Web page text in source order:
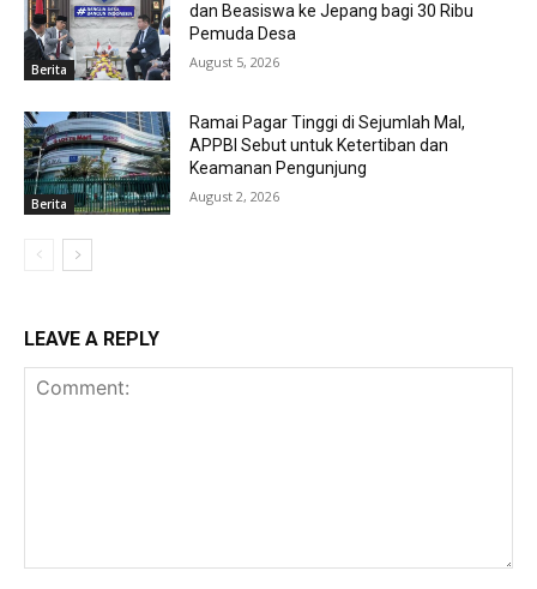
Berita
dan Beasiswa ke Jepang bagi 30 Ribu
Pemuda Desa
August 5, 2026
Berita
Ramai Pagar Tinggi di Sejumlah Mal,
APPBI Sebut untuk Ketertiban dan
Keamanan Pengunjung
August 2, 2026
LEAVE A REPLY